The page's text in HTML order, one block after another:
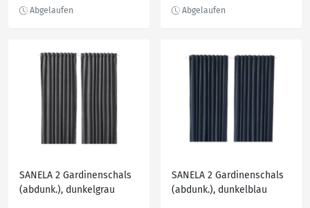
SANELA 2 Gardinenschals
(abdunk.), dunkelgrau
SANELA 2 Gardinenschals
(abdunk.), dunkelblau